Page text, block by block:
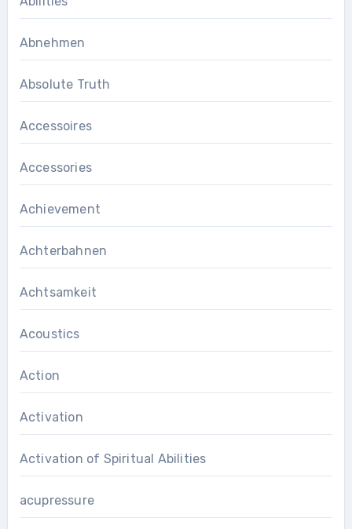
Abnehmen
Absolute Truth
Accessoires
Accessories
Achievement
Achterbahnen
Achtsamkeit
Acoustics
Action
Activation
Activation of Spiritual Abilities
acupressure